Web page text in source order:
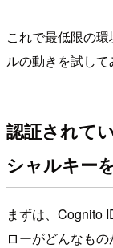
これで最低限の
ルの動きを試して
認証されて
シャルキー
まずは、Cognito
ローがどんなもの